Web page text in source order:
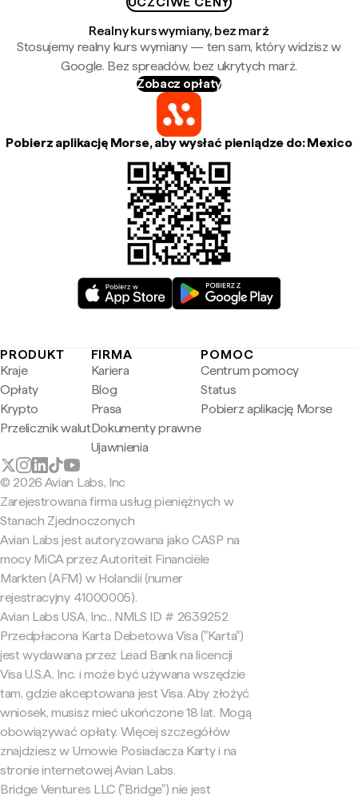
Realny kurs wymiany, bez marż
Stosujemy realny kurs wymiany — ten sam, który widzisz w
Google. Bez spreadów, bez ukrytych marż.
Zobacz opłaty
Pobierz aplikację Morse, aby wysłać pieniądze do: Mexico
PRODUKT
Kraje
Opłaty
Krypto
Przelicznik walut
FIRMA
Kariera
Blog
Prasa
Dokumenty prawne
Ujawnienia
POMOC
Centrum pomocy
Status
Pobierz aplikację Morse
© 2026 Avian Labs, Inc
Zarejestrowana firma usług pieniężnych w
Stanach Zjednoczonych
Avian Labs jest autoryzowana jako CASP na
mocy MiCA przez Autoriteit Financiële
Markten (AFM) w Holandii (numer
rejestracyjny 41000005).
Avian Labs USA, Inc., NMLS ID # 2639252
Przedpłacona Karta Debetowa Visa ("Karta")
jest wydawana przez Lead Bank na licencji
Visa U.S.A. Inc. i może być używana wszędzie
tam, gdzie akceptowana jest Visa. Aby złożyć
wniosek, musisz mieć ukończone 18 lat. Mogą
obowiązywać opłaty. Więcej szczegółów
znajdziesz w Umowie Posiadacza Karty i na
stronie internetowej Avian Labs.
Bridge Ventures LLC ("Bridge") nie jest